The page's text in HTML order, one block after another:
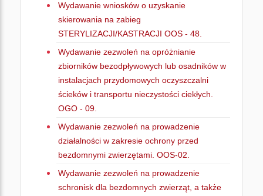
Wydawanie wniosków o uzyskanie
skierowania na zabieg
STERYLIZACJI/KASTRACJI OOS - 48.
Wydawanie zezwoleń na opróżnianie
zbiorników bezodpływowych lub osadników w
instalacjach przydomowych oczyszczalni
ścieków i transportu nieczystości ciekłych.
OGO - 09.
Wydawanie zezwoleń na prowadzenie
działalności w zakresie ochrony przed
bezdomnymi zwierzętami. OOS-02.
Wydawanie zezwoleń na prowadzenie
schronisk dla bezdomnych zwierząt, a także